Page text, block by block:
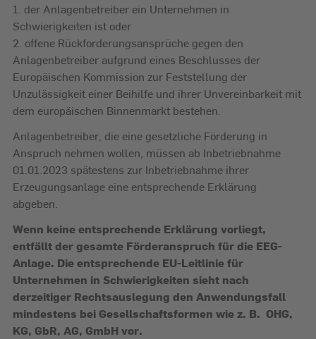
1. der Anlagenbetreiber ein Unternehmen in
Schwierigkeiten ist oder
2. offene Rückforderungsansprüche gegen den
Anlagenbetreiber aufgrund eines Beschlusses der
Europäischen Kommission zur Feststellung der
Unzulässigkeit einer Beihilfe und ihrer Unvereinbarkeit mit
dem europäischen Binnenmarkt bestehen.
Anlagenbetreiber, die eine gesetzliche Förderung in
Anspruch nehmen wollen, müssen ab Inbetriebnahme
01.01.2023 spätestens zur Inbetriebnahme ihrer
Erzeugungsanlage eine entsprechende Erklärung
abgeben.
Wenn keine entsprechende Erklärung vorliegt,
entfällt der gesamte Förderanspruch für die EEG-
Anlage. Die entsprechende EU-Leitlinie für
Unternehmen in Schwierigkeiten sieht nach
derzeitiger Rechtsauslegung den Anwendungsfall
mindestens bei Gesellschaftsformen wie z. B. OHG,
KG, GbR, AG, GmbH vor.